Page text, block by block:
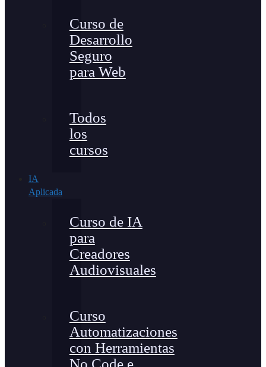
Curso de
Desarrollo
Seguro
para Web
Todos
los
cursos
IA
Aplicada
Curso de IA
para
Creadores
Audiovisuales
Curso
Automatizaciones
con Herramientas
No Code e